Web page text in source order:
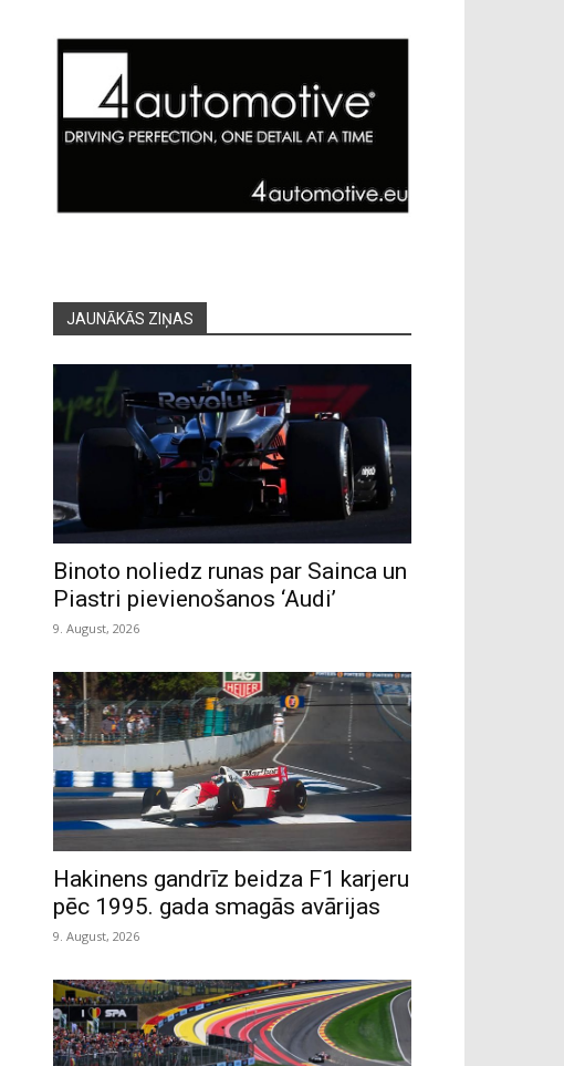
JAUNĀKĀS ZIŅAS
Binoto noliedz runas par Sainca un
Piastri pievienošanos ‘Audi’
9. August, 2026
Hakinens gandrīz beidza F1 karjeru
pēc 1995. gada smagās avārijas
9. August, 2026